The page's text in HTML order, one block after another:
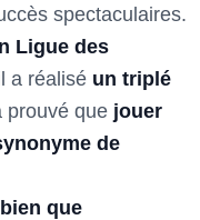
spectaculaires.
Ligue des
a réalisé un triplé
prouvé que jouer
de
que